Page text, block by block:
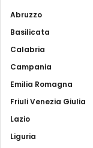
Abruzzo
Basilicata
Calabria
Campania
Emilia Romagna
Friuli Venezia Giulia
Lazio
Liguria